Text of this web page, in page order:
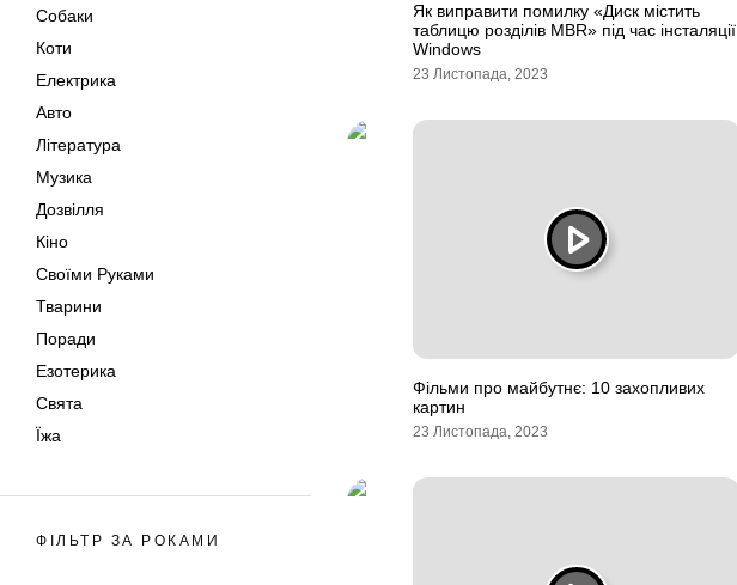
Собаки
Коти
Електрика
Авто
Література
Музика
Дозвілля
Кіно
Своїми Руками
Тварини
Поради
Езотерика
Свята
Їжа
ФІЛЬТР ЗА РОКАМИ
Як виправити помилку «Диск містить
таблицю розділів MBR» під час інсталяції
Windows
23 Листопада, 2023
Фільми про майбутнє: 10 захопливих
картин
23 Листопада, 2023